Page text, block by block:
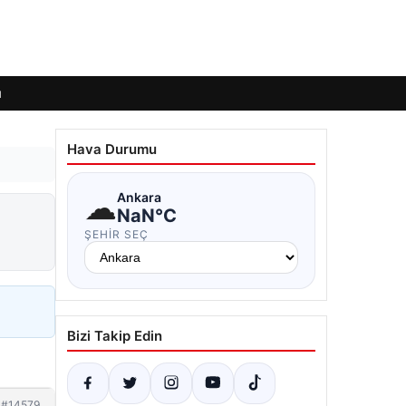
Hava Durumu
☁Ankara
NaN°C
ŞEHIR SEÇ
Bizi Takip Edin